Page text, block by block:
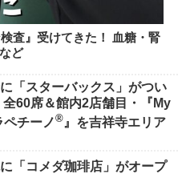
査』受けてきた！ 血糖・腎
ど
「スターバックス」がつい
全60席＆館内2店舗目・『My
ペチーノ® 』を吉祥寺エリア
「コメダ珈琲店」がオープ